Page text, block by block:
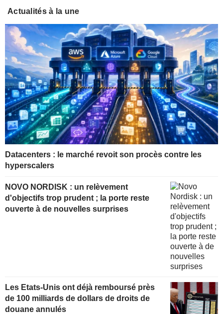
Actualités à la une
Datacenters : le marché revoit son procès contre les
hyperscalers
NOVO NORDISK : un relèvement
d'objectifs trop prudent ; la porte reste
ouverte à de nouvelles surprises
Les Etats-Unis ont déjà remboursé près
de 100 milliards de dollars de droits de
douane annulés